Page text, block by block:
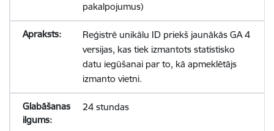
pakalpojumus)
Reģistrē unikālu ID priekš jaunākās GA 4
versijas, kas tiek izmantots statistisko
datu iegūšanai par to, kā apmeklētājs
izmanto vietni.
24 stundas